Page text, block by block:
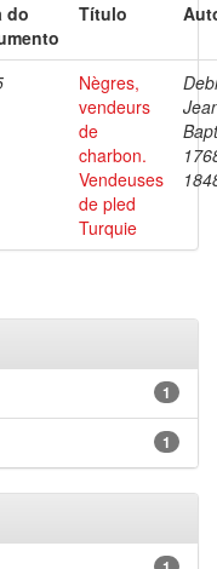
do
Título
Nègres,
vendeurs
de
charbon.
Vendeuses
de pled
Turquie
1
1